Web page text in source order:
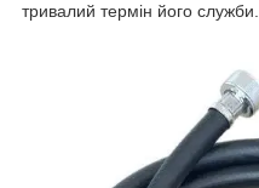
тривалий термін його служби.